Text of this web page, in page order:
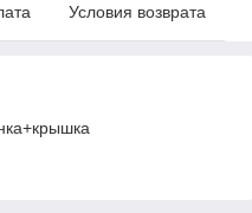
Условия возврата